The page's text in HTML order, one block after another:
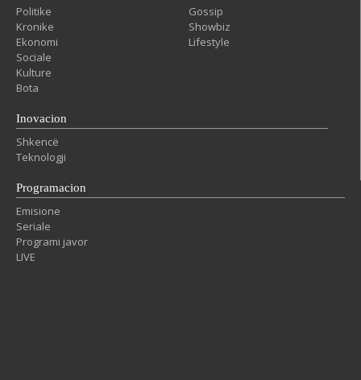
Politike
Kronike
Ekonomi
Sociale
Kulture
Bota
Gossip
Showbiz
Lifestyle
Inovacion
Shkencë
Teknologji
Programacion
Emisione
Seriale
Programi javor
LIVE